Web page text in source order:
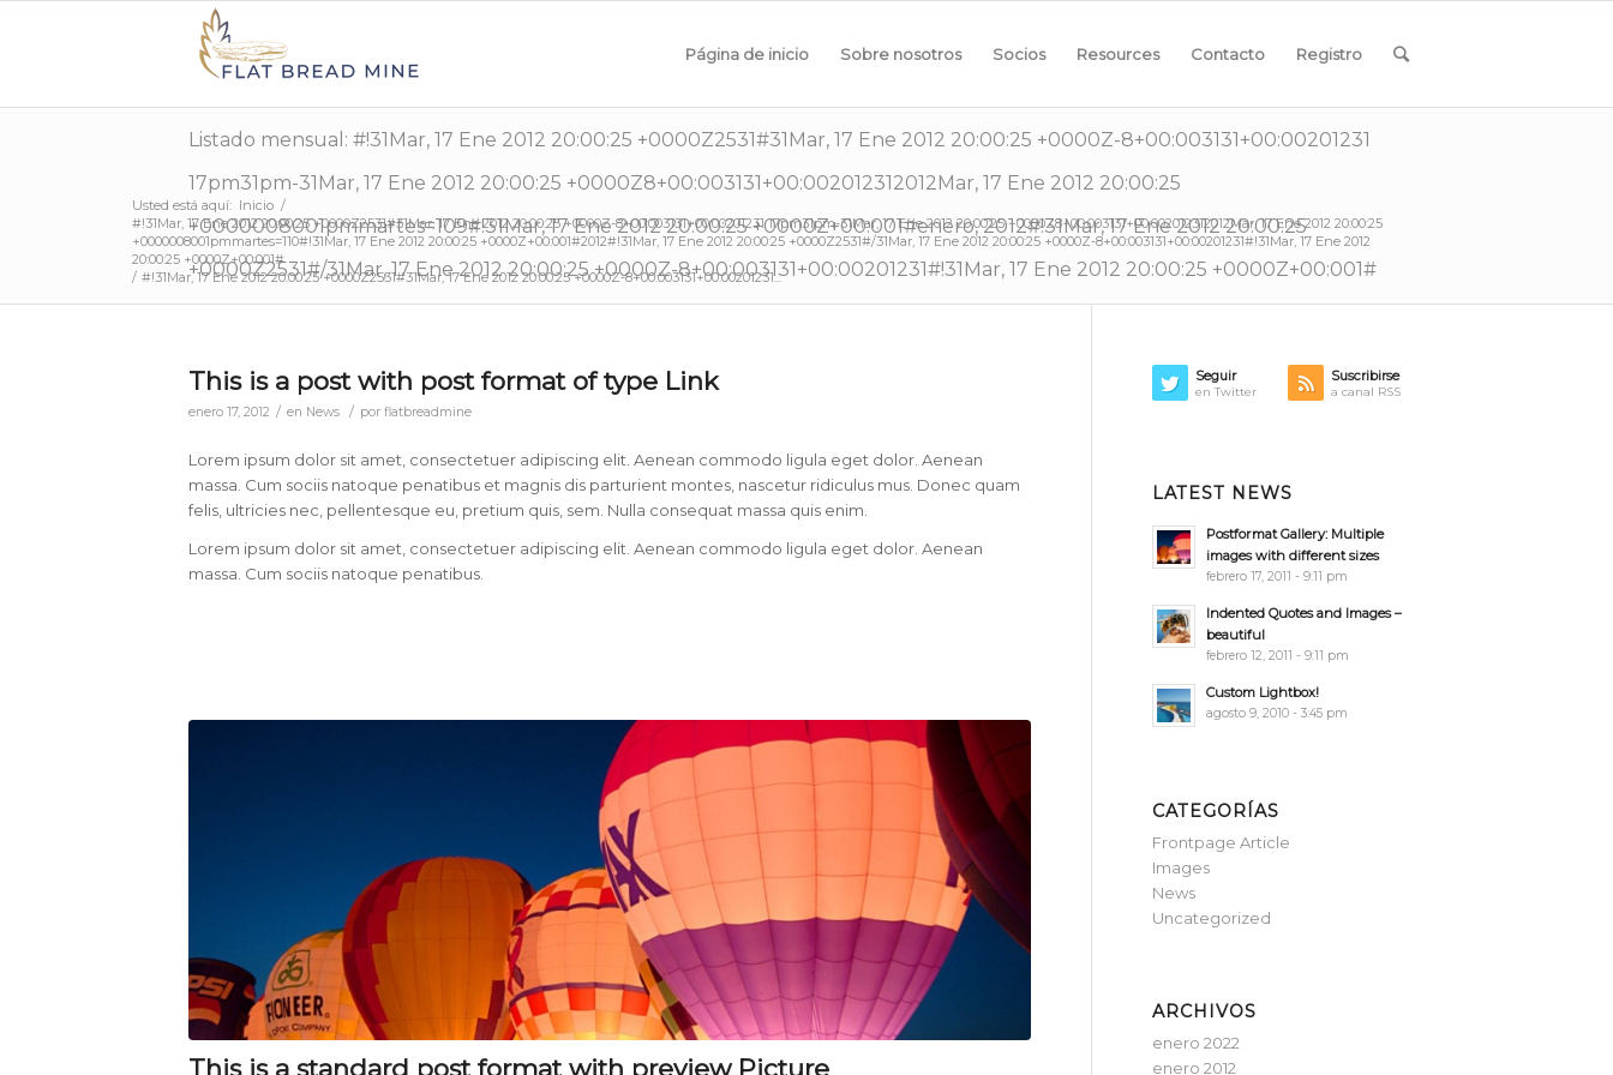
Página de inicio Sobre nosotros Socios Resources Contacto Registro
Listado mensual: #!31Mar, 17 Ene 2012 20:00:25 +0000Z2531#31Mar, 17 Ene 2012 20:00:25 +0000Z-8+00:003131+00:00201231
17pm31pm-31Mar, 17 Ene 2012 20:00:25 +0000Z8+00:003131+00:002012312012Mar, 17 Ene 2012 20:00:25
+0000008001pmmartes=109#!31Mar, 17 Ene 2012 20:00:25 +0000Z+00:001#enero, 2012#!31Mar, 17 Ene 2012 20:00:25
+0000Z2531#/31Mar, 17 Ene 2012 20:00:25 +0000Z-8+00:003131+00:00201231#!31Mar, 17 Ene 2012 20:00:25 +0000Z+00:001#
Usted está aquí: Inicio /
#!31Mar, 17 Ene 2012 20:00:25 +0000Z2531#31Mar, 17 Ene 2012 20:00:25 +0000Z-8+00:003131+00:00201231 17pm31pm-31Mar, 17 Ene 2012 20:00:25 +0000Z8+00:003131+00:002012312012Mar, 17 Ene 2012 20:00:25
+0000008001pmmartes=110#!31Mar, 17 Ene 2012 20:00:25 +0000Z+00:001#2012#!31Mar, 17 Ene 2012 20:00:25 +0000Z2531#/31Mar, 17 Ene 2012 20:00:25 +0000Z-8+00:003131+00:00201231#!31Mar, 17 Ene 2012
20:00:25 +0000Z+00:001#
/ #!31Mar, 17 Ene 2012 20:00:25 +0000Z2531#31Mar, 17 Ene 2012 20:00:25 +0000Z-8+00:003131+00:00201231...
This is a post with post format of type Link
enero 17, 2012 / en News / por flatbreadmine
Lorem ipsum dolor sit amet, consectetuer adipiscing elit. Aenean commodo ligula eget dolor. Aenean
massa. Cum sociis natoque penatibus et magnis dis parturient montes, nascetur ridiculus mus. Donec quam
felis, ultricies nec, pellentesque eu, pretium quis, sem. Nulla consequat massa quis enim.
Lorem ipsum dolor sit amet, consectetuer adipiscing elit. Aenean commodo ligula eget dolor. Aenean
massa. Cum sociis natoque penatibus.
This is a standard post format with preview Picture
Seguir
en Twitter
Suscribirse
a canal RSS
LATEST NEWS
Postformat Gallery: Multiple
images with different sizes
febrero 17, 2011 - 9:11 pm
Indented Quotes and Images –
beautiful
febrero 12, 2011 - 9:11 pm
Custom Lightbox!
agosto 9, 2010 - 3:45 pm
CATEGORÍAS
Frontpage Article
Images
News
Uncategorized
ARCHIVOS
enero 2022
enero 2012